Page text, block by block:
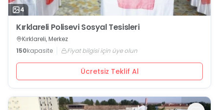
4
Kırklareli Polisevi Sosyal Tesisleri
Kırklareli, Merkez
150kapasite Fiyat bilgisi için üye olun
Ücretsiz Teklif Al